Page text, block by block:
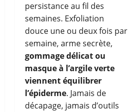
persistance au fil des
semaines. Exfoliation
douce une ou deux fois par
semaine, arme secrète,
gommage délicat ou
masque à l’argile verte
viennent équilibrer
l’épiderme. Jamais de
décapage, jamais d’outils